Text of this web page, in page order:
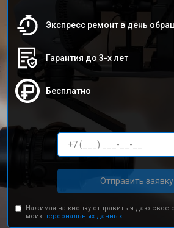
Экспресс ремонт в день
Гарантия до 3-х лет
Бесплатно
Отправить заявку
Нажимая на кнопку отправить я даю свое
моих персональных данных.